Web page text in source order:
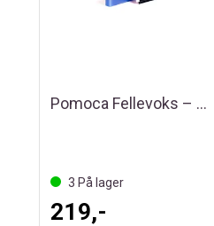
Pomoca Fellevoks – Bicolor
3 På lager
219,-